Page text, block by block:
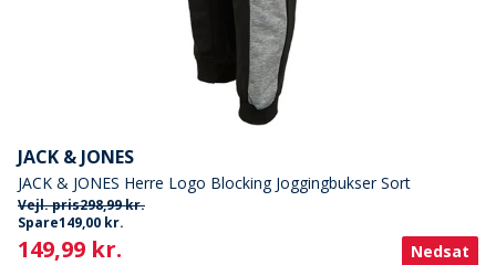
JACK & JONES
JACK & JONES Herre Logo Blocking Joggingbukser Sort
Vejl. pris298,99 kr.
Spare149,00 kr.
Current
149,99 kr. Nedsat